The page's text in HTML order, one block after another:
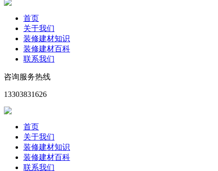
首页
关于我们
装修建材知识
装修建材百科
联系我们
咨询服务热线
13303831626
首页
关于我们
装修建材知识
装修建材百科
联系我们